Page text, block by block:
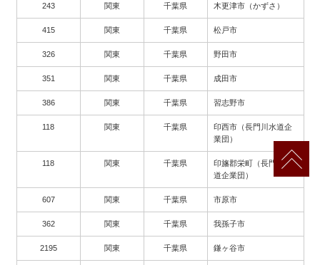
243 関東 千葉県 木更津市（かずさ）
415 関東 千葉県 松戸市
326 関東 千葉県 野田市
351 関東 千葉県 成田市
386 関東 千葉県 習志野市
118 関東 千葉県
印西市（長門川水道企
業団）
118 関東 千葉県
印旛郡栄町（長門川水
道企業団）
607 関東 千葉県 市原市
362 関東 千葉県 我孫子市
2195 関東 千葉県 鎌ヶ谷市